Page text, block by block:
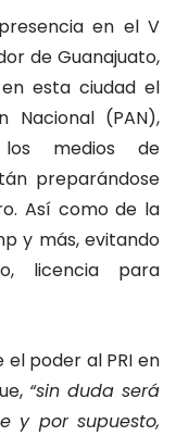
en el V
de Guanajuato,
en esta ciudad el
Nacional (PAN),
medios de
preparándose
Así como de la
y más, evitando
licencia para
el poder al PRI en
“sin duda será
y por supuesto,